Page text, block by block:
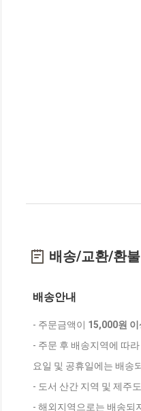
배송/교환/환
배송안내
- 주문금액이 15,000원 이
- 주문 후 배송지역에 따
요일 및 공휴일에는 배송
- 도서 산간 지역 및 제주
- 해외지역으로는 배송되